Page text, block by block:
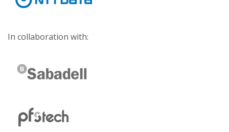
In collaboration with: